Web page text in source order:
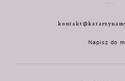
Napisz do